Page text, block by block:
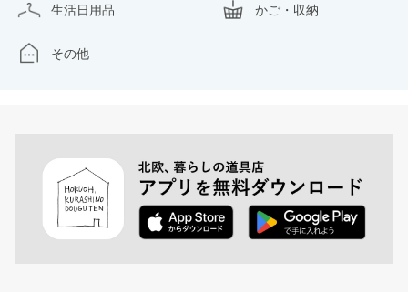
生活日用品 かご・収納
その他